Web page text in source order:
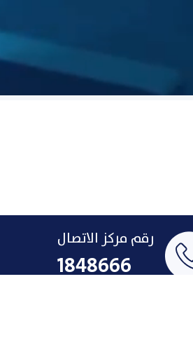
رقم مركز الاتصال
1848666